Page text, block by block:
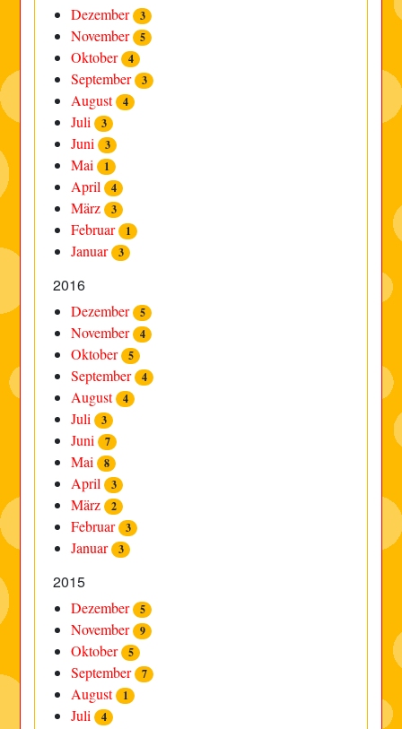
Dezember 3
November 5
Oktober 4
September 3
August 4
Juli 3
Juni 3
Mai 1
April 4
März 3
Februar 1
Januar 3
2016
Dezember 5
November 4
Oktober 5
September 4
August 4
Juli 3
Juni 7
Mai 8
April 3
März 2
Februar 3
Januar 3
2015
Dezember 5
November 9
Oktober 5
September 7
August 1
Juli 4